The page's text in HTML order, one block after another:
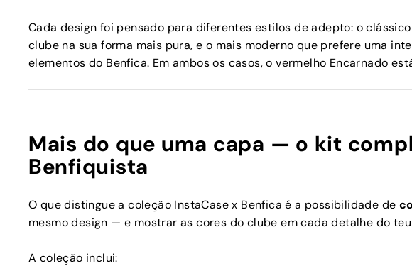
Cada design foi pensado para diferentes estilos de adepto: o
clube na sua forma mais pura, e o mais moderno que prefere uma
elementos do Benfica. Em ambos os casos, o vermelho Encarnado
Mais do que uma capa — o kit
Benfiquista
O que distingue a coleção InstaCase x Benfica é a possibilidade de
mesmo design — e mostrar as cores do clube em cada detalhe do
A coleção inclui: